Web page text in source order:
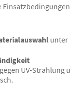
unter
UV-